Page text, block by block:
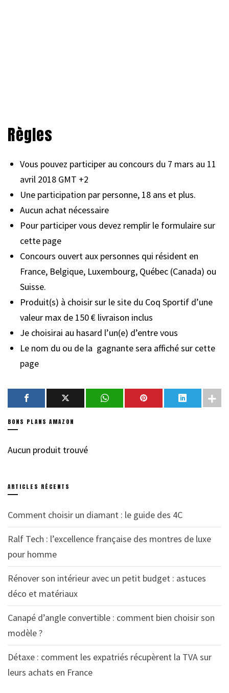
Règles
Vous pouvez participer au concours du 7 mars au 11
avril 2018 GMT +2
Une participation par personne, 18 ans et plus.
Aucun achat nécessaire
Pour participer vous devez remplir le formulaire sur
cette page
Concours ouvert aux personnes qui résident en
France, Belgique, Luxembourg, Québec (Canada) ou
Suisse.
Produit(s) à choisir sur le site du Coq Sportif d’une
valeur max de 150 € livraison inclus
Je choisirai au hasard l’un(e) d’entre vous
Le nom du ou de la gagnante sera affiché sur cette
page
BONS PLANS AMAZON
Aucun produit trouvé
ARTICLES RÉCENTS
Comment choisir un diamant : le guide des 4C
Ralf Tech : l’excellence française des montres de luxe
pour homme
Rénover son intérieur avec un petit budget : astuces
déco et matériaux
Canapé d’angle convertible : comment bien choisir son
modèle ?
Détaxe : comment les expatriés récupèrent la TVA sur
leurs achats en France